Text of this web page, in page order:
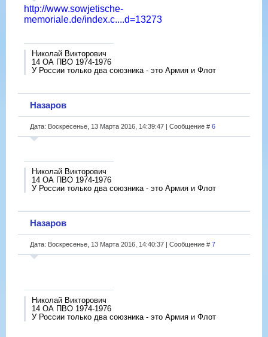
http://www.sowjetische-
memoriale.de/index.c....d=13273
Николай Викторович
14 ОА ПВО 1974-1976
У России только два союзника - это Армия и Флот
Назаров
Дата: Воскресенье, 13 Марта 2016, 14:39:47 | Сообщение # 6
Николай Викторович
14 ОА ПВО 1974-1976
У России только два союзника - это Армия и Флот
Назаров
Дата: Воскресенье, 13 Марта 2016, 14:40:37 | Сообщение # 7
Николай Викторович
14 ОА ПВО 1974-1976
У России только два союзника - это Армия и Флот